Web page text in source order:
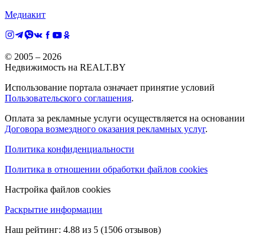
Медиакит
© 2005 – 2026
Недвижимость на REALT.BY
Использование портала означает принятие условий
Пользовательского соглашения.
Оплата за рекламные услуги осуществляется на основании
Договора возмездного оказания рекламных услуг.
Политика конфиденциальности
Политика в отношении обработки файлов cookies
Настройка файлов cookies
Раскрытие информации
Наш рейтинг: 4.88 из 5 (1506 отзывов)